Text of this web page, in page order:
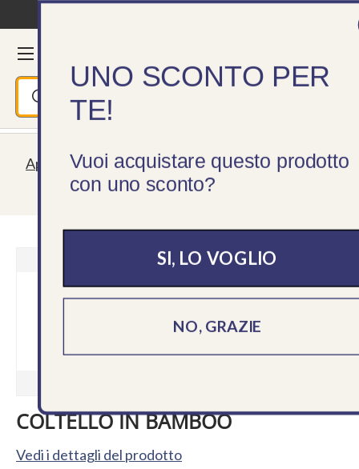
Passa ai contenuti
Cerca
Cerca
Cerca Accedi
Menu
Aperti tutta l'estate! Spedizioni sempre garantite,
servizio clienti lun - ven 09 - 18
COLTELLO IN BAMBOO
Vedi i dettagli del prodotto
UNO SCONTO PER
TE!
Vuoi acquistare questo prodotto
con uno sconto?
SI, LO VOGLIO
NO, GRAZIE